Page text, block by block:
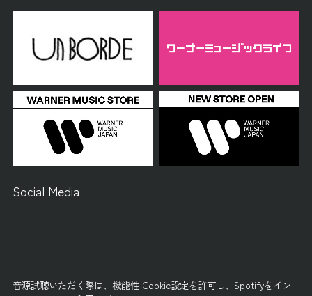
Social Media
音源試聴いただく際は、 機能性 Cookie設定を許可し、 Spotifyをイン